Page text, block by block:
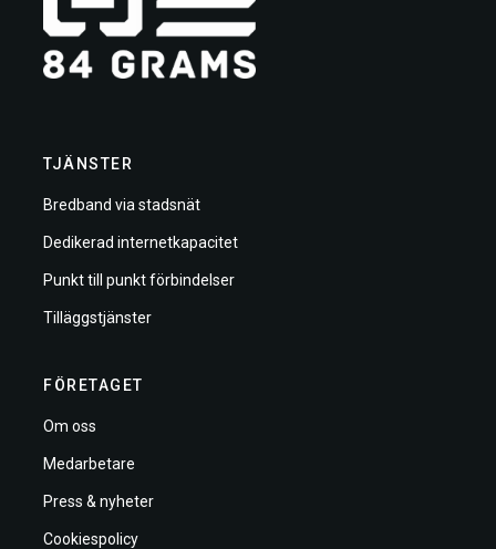
TJÄNSTER
Bredband via stadsnät
Dedikerad internetkapacitet
Punkt till punkt förbindelser
Tilläggstjänster
FÖRETAGET
Om oss
Medarbetare
Press & nyheter
Cookiespolicy